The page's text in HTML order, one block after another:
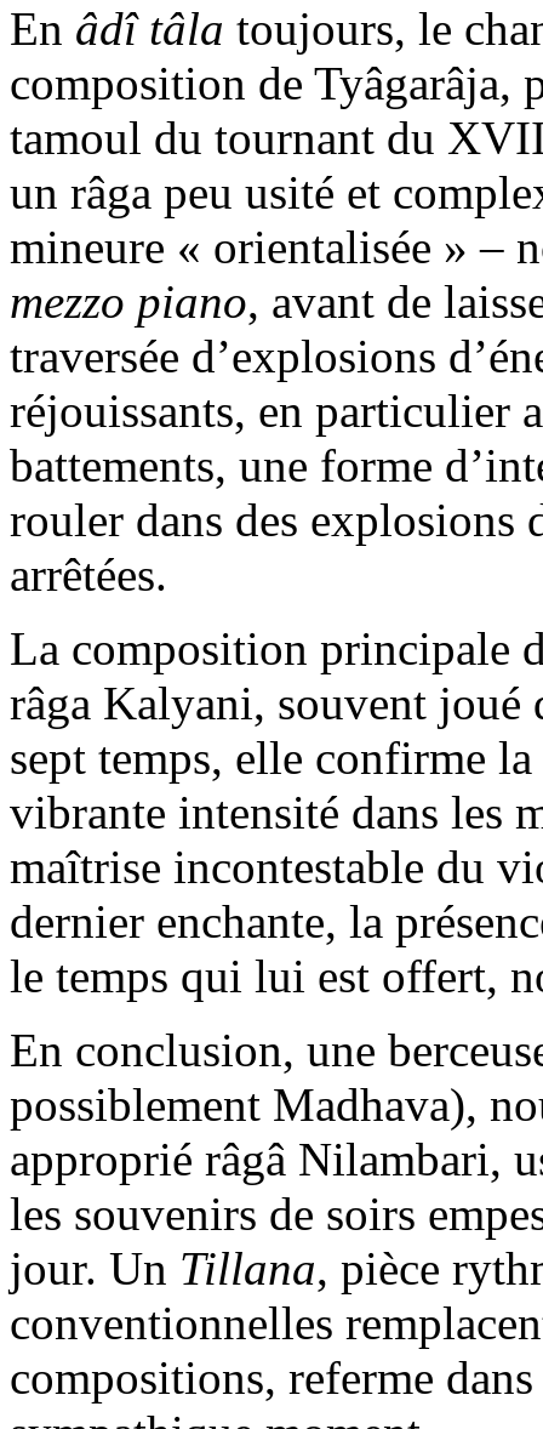
En âdî tâla toujours, le
composition de Tyâgarâja,
tamoul du tournant du
un râga peu usité et
mineure « orientalisée » –
mezzo piano, avant de
traversée d’explosions
réjouissants, en particulier
battements, une forme
rouler dans des explosions
arrêtées.
La composition principale
râga Kalyani, souvent joué
sept temps, elle confirme la
vibrante intensité dans les
maîtrise incontestable du
dernier enchante, la
le temps qui lui est offert,
En conclusion, une
possiblement Madhava),
approprié râgâ Nilambari,
les souvenirs de soirs
jour. Un Tillana, pièce
conventionnelles
compositions, referme